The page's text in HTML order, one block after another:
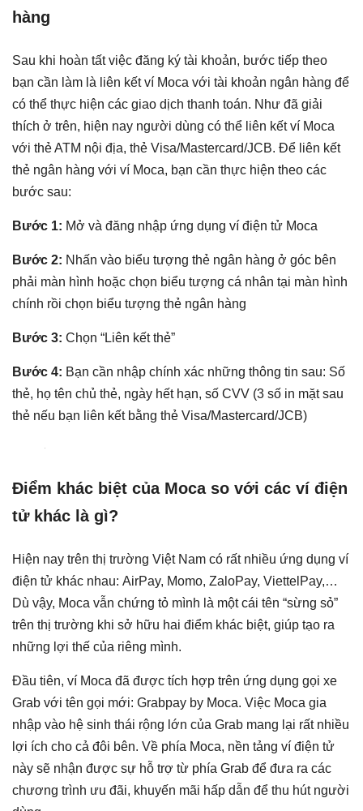
hàng
Sau khi hoàn tất việc đăng ký tài khoản, bước tiếp theo
bạn cần làm là liên kết ví Moca với tài khoản ngân hàng để
có thể thực hiện các giao dịch thanh toán. Như đã giải
thích ở trên, hiện nay người dùng có thể liên kết ví Moca
với thẻ ATM nội địa, thẻ Visa/Mastercard/JCB. Để liên kết
thẻ ngân hàng với ví Moca, bạn cần thực hiện theo các
bước sau:
Bước 1: Mở và đăng nhập ứng dụng ví điện tử Moca
Bước 2: Nhấn vào biểu tượng thẻ ngân hàng ở góc bên
phải màn hình hoặc chọn biểu tượng cá nhân tại màn hình
chính rồi chọn biểu tượng thẻ ngân hàng
Bước 3: Chọn “Liên kết thẻ”
Bước 4: Bạn cần nhập chính xác những thông tin sau: Số
thẻ, họ tên chủ thẻ, ngày hết hạn, số CVV (3 số in mặt sau
thẻ nếu bạn liên kết bằng thẻ Visa/Mastercard/JCB)
Điểm khác biệt của Moca so với các ví điện
tử khác là gì?
Hiện nay trên thị trường Việt Nam có rất nhiều ứng dụng ví
điện tử khác nhau: AirPay, Momo, ZaloPay, ViettelPay,…
Dù vậy, Moca vẫn chứng tỏ mình là một cái tên “sừng sỏ”
trên thị trường khi sở hữu hai điểm khác biệt, giúp tạo ra
những lợi thế của riêng mình.
Đầu tiên, ví Moca đã được tích hợp trên ứng dụng gọi xe
Grab với tên gọi mới: Grabpay by Moca. Việc Moca gia
nhập vào hệ sinh thái rộng lớn của Grab mang lại rất nhiều
lợi ích cho cả đôi bên. Về phía Moca, nền tảng ví điện tử
này sẽ nhận được sự hỗ trợ từ phía Grab để đưa ra các
chương trình ưu đãi, khuyến mãi hấp dẫn để thu hút người